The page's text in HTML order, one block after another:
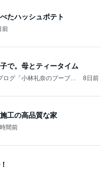
たハッシュポテト
前
で。母とティータイム
グ「小林礼奈のブーブー
8日前
工の高品質な家
間前